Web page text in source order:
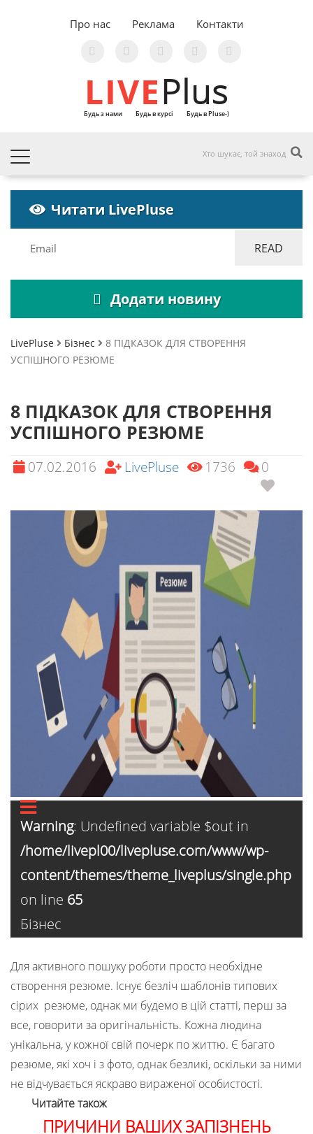
Про нас Реклама Контакти
LIVEPlus
Будь з нами Будь в курсі Будь в Pluse-)
Читати LivePluse
Додати новину
LivePluse Бізнес
8 ПІДКАЗОК ДЛЯ СТВОРЕННЯ
УСПІШНОГО РЕЗЮМЕ
8 ПІДКАЗОК ДЛЯ СТВОРЕННЯ
УСПІШНОГО РЕЗЮМЕ
07.02.2016 LivePluse 1736 0
Warning: Undefined variable $out in
/home/livepl00/livepluse.com/www/wp-
content/themes/theme_liveplus/single.php
on line 65
Бізнес
Для активного пошуку роботи просто необхідне
створення резюме. Існує безліч шаблонів типових
сірих резюме, однак ми будемо в цій статті, перш за
все, говорити за оригінальність. Кожна людина
унікальна, у кожної свій почерк по життю. Є багато
резюме, які хоч і з фото, однак безликі, оскільки за ними
не відчувається яскраво вираженої особистості.
Читайте також
ПРИЧИНИ ВАШИХ ЗАПІЗНЕНЬ